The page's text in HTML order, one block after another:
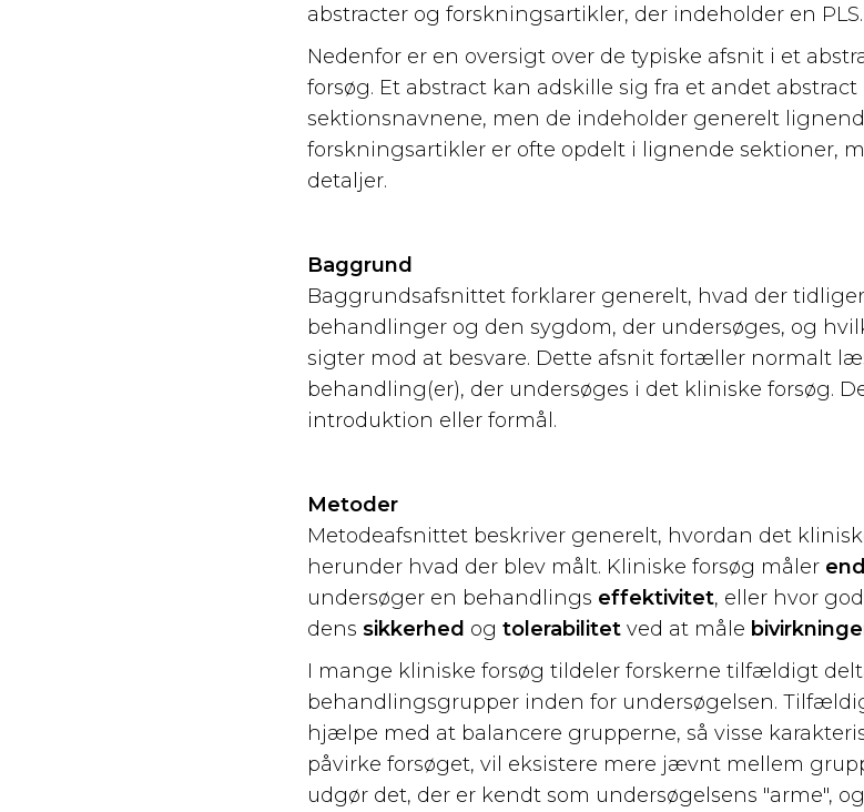
abstracter og forskningsartikler, der indeholder en PLS.
Nedenfor er en oversigt over de typiske afsnit i et
forsøg. Et abstract kan adskille sig fra et andet
sektionsnavnene, men de indeholder generelt
forskningsartikler er ofte opdelt i lignende sektioner,
detaljer.
Baggrund
Baggrundsafsnittet forklarer generelt, hvad der
behandlinger og den sygdom, der undersøges, og
sigter mod at besvare. Dette afsnit fortæller normalt
behandling(er), der undersøges i det kliniske forsøg.
introduktion eller formål.
Metoder
Metodeafsnittet beskriver generelt, hvordan det
herunder hvad der blev målt. Kliniske forsøg måler
undersøger en behandlings effektivitet, eller hvor
dens sikkerhed og tolerabilitetved at måle
I mange kliniske forsøg tildeler forskerne tilfældigt
behandlingsgrupper inden for undersøgelsen.
hjælpe med at balancere grupperne, så visse
påvirke forsøget, vil eksistere mere jævnt mellem
udgør det, der er kendt som undersøgelsens "arme",